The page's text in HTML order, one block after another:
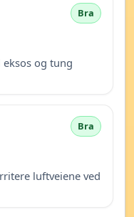
Bra
og tung
Bra
luftveiene ved